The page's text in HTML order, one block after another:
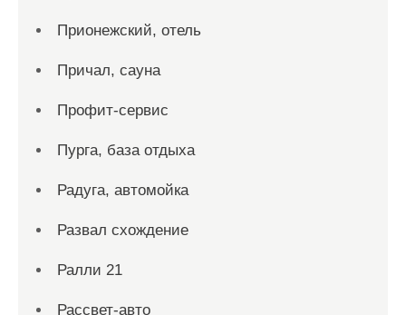
Прионежский, отель
Причал, сауна
Профит-сервис
Пурга, база отдыха
Радуга, автомойка
Развал схождение
Ралли 21
Рассвет-авто